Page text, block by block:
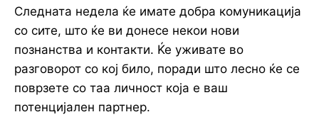
Следната недела ќе имате добра комуникација
со сите, што ќе ви донесе некои нови
познанства и контакти. Ќе уживате во
разговорот со кој било, поради што лесно ќе се
поврзете со таа личност која е ваш
потенцијален партнер.